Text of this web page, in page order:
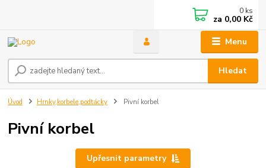
Menu
Hledat
0 ks
za 0,00 Kč
Úvod Hrnky,korbele,podtácky Pivní korbel
Pivní korbel
Upřesnit parametry